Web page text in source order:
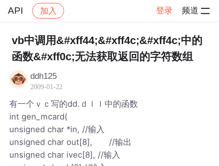
API 加入 登录 频道
社区 API 帖子详情
vb中调用&#xff44;&#xff4c;&#xff4c;中的
函数&#xff0c;无法获取返回的字符数组
ddh125
2009-01-22
有一个ｖｃ写的dd.ｄｌｌ中的函数
int gen_mcard(
unsigned char *in, //输入
unsigned char out[8], //输出
unsigned char ivec[8], //输入